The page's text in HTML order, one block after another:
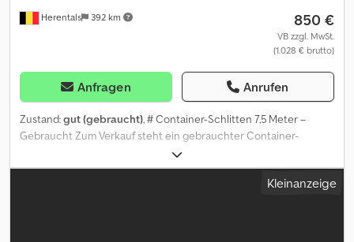
Herentals 392 km 850 €
VB zzgl. MwSt.
(1.028 € brutto)
Anfragen Anrufen
Zustand:gut (gebraucht), # Container-Schlitten 7,5 Meter –
Gebraucht Zum Verkauf steht ein gebrauchter Container-
Schlitten in gutem Zustand. ### Technische Daten * Länge: 7,5
Meter * Breite: 1,05 Meter (Standard) * Marke: unbekannt *
Zustand: gebraucht * Standort: Herentals (Belgien) DerKleinanzeige